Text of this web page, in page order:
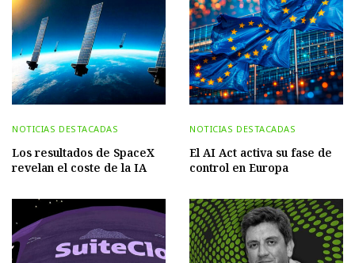
NOTICIAS DESTACADAS
Los resultados de SpaceX
revelan el coste de la IA
NOTICIAS DESTACADAS
El AI Act activa su fase de
control en Europa